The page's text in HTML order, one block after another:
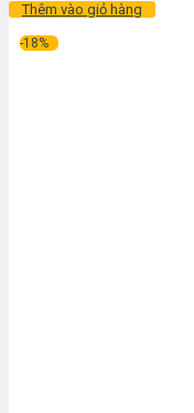
Thêm vào giỏ hàng
-18%